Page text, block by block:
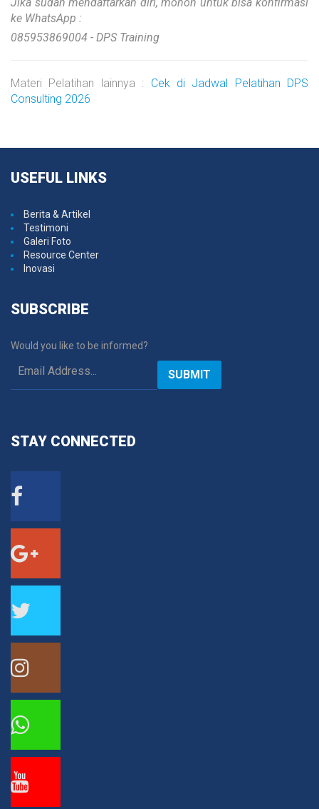
ke WhatsApp :
085953869004 - DPS Training
Materi Pelatihan lainnya :
Cek di Jadwal Pelatihan DPS
Consulting 2026
USEFUL LINKS
Berita & Artikel
Testimoni
Galeri Foto
Resource Center
Inovasi
SUBSCRIBE
Would you like to be informed?
SUBMIT
STAY CONNECTED